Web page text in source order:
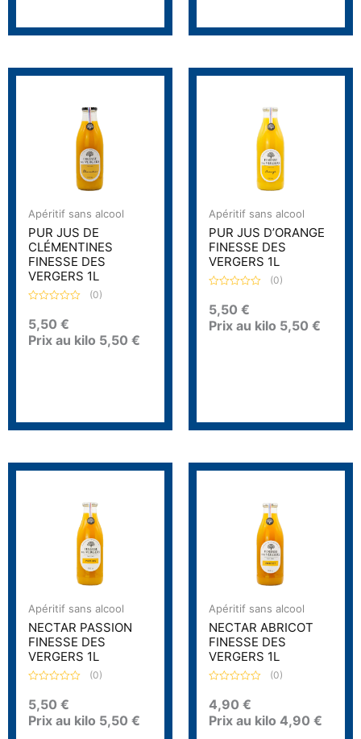
Apéritif sans alcool
PUR JUS DE
CLÉMENTINES
FINESSE DES
VERGERS 1L
o
t
e
0
(0)
5,50 €
Prix au kilo 5,50 €
Apéritif sans alcool
PUR JUS D’ORANGE
FINESSE DES
VERGERS 1L
o
t
e
0
(0)
5,50 €
Prix au kilo 5,50 €
Apéritif sans alcool
NECTAR PASSION
FINESSE DES
VERGERS 1L
o
t
e
0
(0)
5,50 €
Prix au kilo 5,50 €
Apéritif sans alcool
NECTAR ABRICOT
FINESSE DES
VERGERS 1L
o
t
e
0
(0)
4,90 €
Prix au kilo 4,90 €